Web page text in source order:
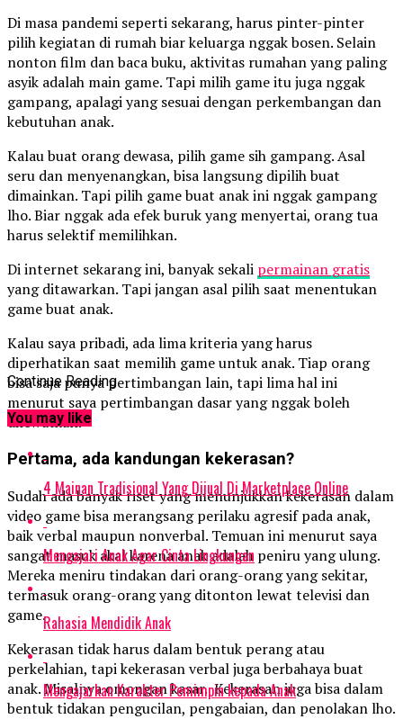
Di masa pandemi seperti sekarang, harus pinter-pinter
pilih kegiatan di rumah biar keluarga nggak bosen. Selain
nonton film dan baca buku, aktivitas rumahan yang paling
asyik adalah main game. Tapi milih game itu juga nggak
gampang, apalagi yang sesuai dengan perkembangan dan
kebutuhan anak.
Kalau buat orang dewasa, pilih game sih gampang. Asal
seru dan menyenangkan, bisa langsung dipilih buat
dimainkan. Tapi pilih game buat anak ini nggak gampang
lho. Biar nggak ada efek buruk yang menyertai, orang tua
harus selektif memilihkan.
Di internet sekarang ini, banyak sekali permainan gratis
yang ditawarkan. Tapi jangan asal pilih saat menentukan
game buat anak.
Kalau saya pribadi, ada lima kriteria yang harus
diperhatikan saat memilih game untuk anak. Tiap orang
bisa saja punya pertimbangan lain, tapi lima hal ini
menurut saya pertimbangan dasar yang nggak boleh
dilewatkan.
Pertama, ada kandungan kekerasan?
Sudah ada banyak riset yang menunjukkan kekerasan dalam
video game bisa merangsang perilaku agresif pada anak,
baik verbal maupun nonverbal. Temuan ini menurut saya
sangat masuk akal karena anak adalah peniru yang ulung.
Mereka meniru tindakan dari orang-orang yang sekitar,
termasuk orang-orang yang ditonton lewat televisi dan
game.
Kekerasan tidak harus dalam bentuk perang atau
perkelahian, tapi kekerasan verbal juga berbahaya buat
anak. Misalnya omongan kasar. Kekerasan juga bisa dalam
bentuk tidakan pengucilan, pengabaian, dan penolakan lho.
Continue Reading
You may like
4 Mainan Tradisional Yang Dijual Di Marketplace Online
Mengajari Anak Agar Cinta Lingkungan
Rahasia Mendidik Anak
Mengajarkan Karakter Pemimpin kepada Anak